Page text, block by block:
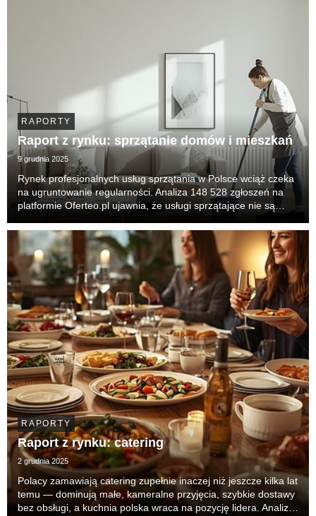
RAPORTY
Raport z rynku: sprzątanie domów i mieszkań
9 grudnia 2025
Rynek profesjonalnych usług sprzątania w Polsce wciąż czeka
na ugruntowanie regularności. Analiza 148 528 zgłoszeń na
platformie Oferteo.pl ujawnia, że usługi sprzątające nie są
interwencja kryzysowa lub pilna konieczność...
RAPORTY
Raport z rynku: catering
2 grudnia 2025
Polacy zamawiają catering zupełnie inaczej niż jeszcze kilka lat
temu — dominują małe, kameralne przyjęcia, szybkie dostawy
bez obsługi, a kuchnia polska wraca na pozycję lidera. Analiza